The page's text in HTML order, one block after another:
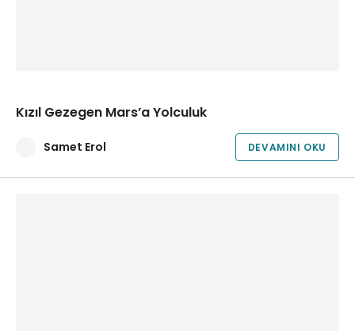
Kızıl Gezegen Mars’a Yolculuk
Samet Erol DEVAMINI OKU